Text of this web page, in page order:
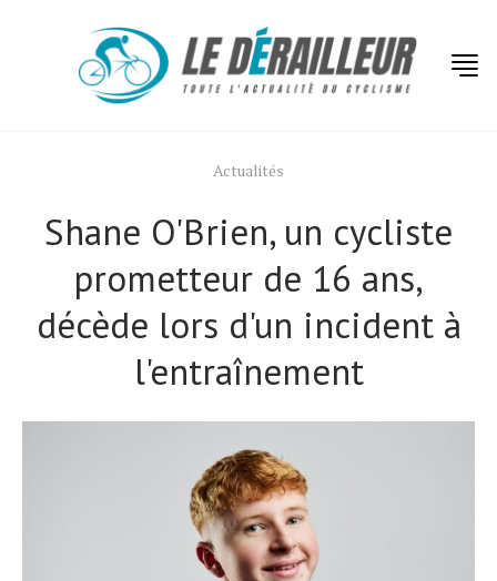
Actualités
Shane O'Brien, un cycliste
prometteur de 16 ans,
décède lors d'un incident à
l'entraînement